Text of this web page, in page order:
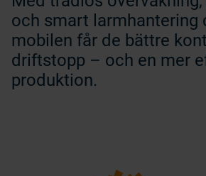
och smart larmhantering
mobilen får de bättre
driftstopp – och en mer
produktion.